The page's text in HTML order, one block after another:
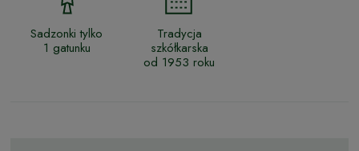
Sadzonki tylko
1 gatunku
Tradycja
szkółkarska
od 1953 roku